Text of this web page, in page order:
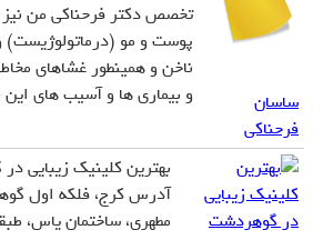
ساسان
فرحناکی
تخصص دکتر فرحناکی من نیز
پوست و مو (درماتولوژیست)
ناخن و همینطور غشاهای
و بیماری ها و آسیب های
بهترین کلینیک زیبایی
آدرس کرج، فلکه اول